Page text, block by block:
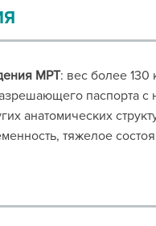
МРТ: вес более 130
паспорта с
анатомических
тяжелое